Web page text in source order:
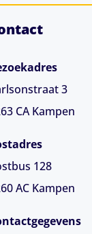
3
CA Kampen
128
AC Kampen